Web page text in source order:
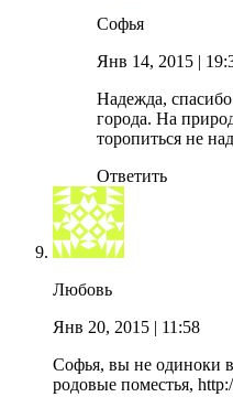
Софья
Янв 14, 2015 |
Надежда,
города. На
торопиться не
Ответить
Любовь
Янв 20, 2015 | 11:58
Софья, вы не одиноки
родовые поместья,